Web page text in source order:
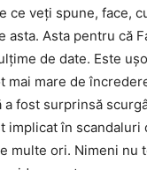
ce veți spune, face,
asta. Asta pentru că
de date. Este
mai mare de
a fost surprinsă
implicat în scandaluri
multe ori. Nimeni nu